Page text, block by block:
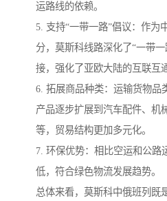
运路线的依赖。
5. 支持“一带一路”倡议：作为
分，莫斯科线路深化了“一带
接，强化了亚欧大陆的互联互
6. 拓展商品种类：运输货物品
产品逐步扩展到汽车配件、机
等，贸易结构更加多元化。
7. 环保优势：相比空运和公路
低，符合绿色物流发展趋势。
总体来看，莫斯科中俄班列既